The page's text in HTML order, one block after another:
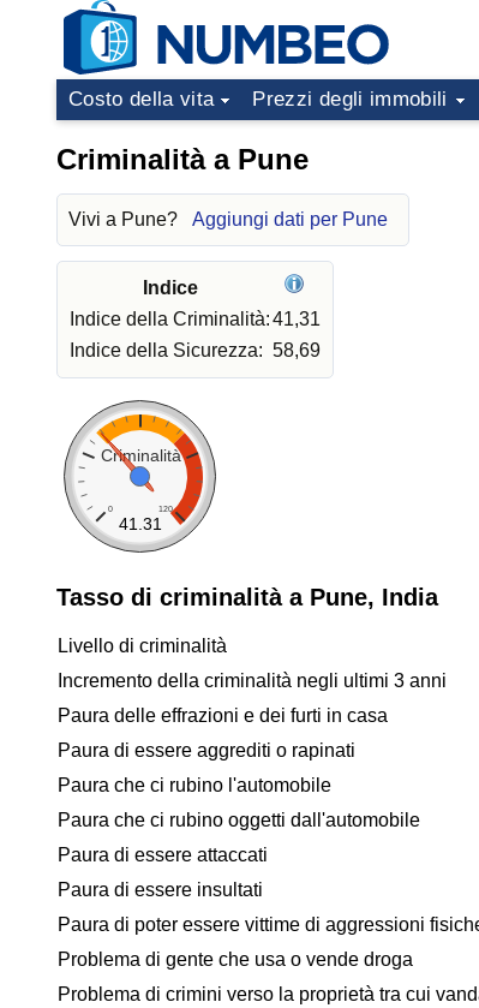
Costo della vita Prezzi degli immobili
Criminalità a Pune
Vivi a Pune? Aggiungi dati per Pune
Indice
Indice della Criminalità:41,31
Indice della Sicurezza: 58,69
Criminalità
0 120
41.31
Tasso di criminalità a Pune, India
Livello di criminalità
Incremento della criminalità negli ultimi 3 anni
Paura delle effrazioni e dei furti in casa
Paura di essere aggrediti o rapinati
Paura che ci rubino l'automobile
Paura che ci rubino oggetti dall'automobile
Paura di essere attaccati
Paura di essere insultati
Paura di poter essere vittime di aggressioni
Problema di gente che usa o vende droga
Problema di crimini verso la proprietà tra cui